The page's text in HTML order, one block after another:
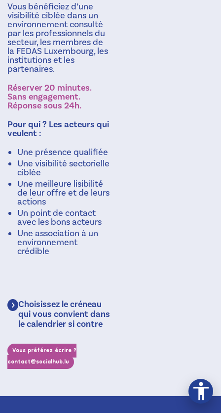
Vous bénéficiez d’une
visibilité ciblée dans un
environnement consulté
par les professionnels du
secteur, les membres de
la FEDAS Luxembourg, les
institutions et les
partenaires.
Réserver 20 minutes.
Sans engagement.
Réponse sous 24h.
Pour qui ? Les acteurs qui
veulent :
Une présence qualifiée
Une visibilité sectorielle
ciblée
Une meilleure lisibilité
de leur offre et de leurs
actions
Un point de contact
avec les bons acteurs
Une association à un
environnement
crédible
Choisissez le créneau
qui vous convient dans
le calendrier si contre
Vous préférez écrire ?
contact@socialhub.lu